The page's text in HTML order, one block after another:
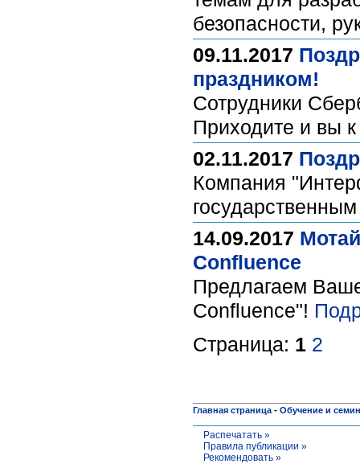
безопасности,
09.11.2017
праздником!
Сотрудники
Приходите и вы
02.11.2017
Компания
14.09.2017
Confluence
Предлагаем
Confluence"!
Страница: 1 2
Главная страница - Обучение и
Распечатать »
Правила публикации »
Рекомендовать »